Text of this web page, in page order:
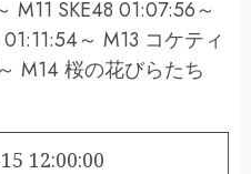
M11 SKE48 01:07:56～
～ M13 コケティ
M14 桜の花びらたち
12:00:00